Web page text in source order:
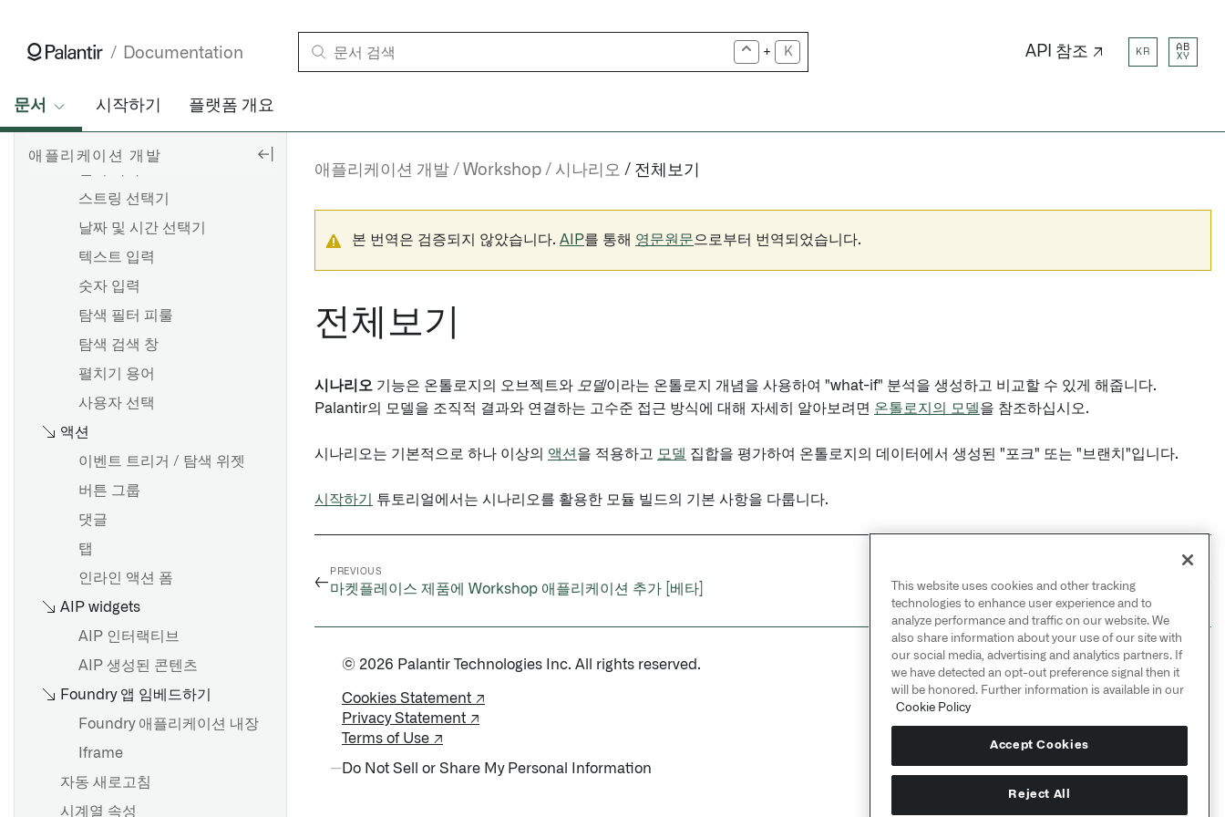
Documentation + K API 참조 ↗ KR
AB
XY
문서 시작하기 플랫폼 개요
애플리케이션 개발
연결된 Compass 자원
필터 되는 위젯
스트링 선택기
날짜 및 시간 선택기
텍스트 입력
숫자 입력
탐색 필터 피룰
탐색 검색 창
펼치기 용어
사용자 선택
액션
이벤트 트리거 / 탐색 위젯
버튼 그룹
댓글
탭
인라인 액션 폼
AIP widgets
AIP 인터랙티브
AIP 생성된 콘텐츠
Foundry 앱 임베드하기
Foundry 애플리케이션 내장
Iframe
자동 새로고침
시계열 속성
애플리케이션 개발 Workshop 시나리오 전체보기
본 번역은 검증되지 않았습니다. AIP를 통해 영문원문으로부터 번역되었습니다.
전체보기
시나리오 기능은 온톨로지의 오브젝트와 모델이라는 온톨로지 개념을 사용하여 "what-if" 분석을 생성하고 비교할 수 있게 해줍니다.
Palantir의 모델을 조직적 결과와 연결하는 고수준 접근 방식에 대해 자세히 알아보려면 온톨로지의 모델을 참조하십시오.
시나리오는 기본적으로 하나 이상의 액션 을 적용하고 모델 집합을 평가하여 온톨로지의 데이터에서 생성된 "포크" 또는 "브랜치"입니다.
시작하기 튜토리얼에서는 시나리오를 활용한 모듈 빌드의 기본 사항을 다룹니다.
←
PREVIOUS
마켓플레이스 제품에 Workshop 애플리케이션 추가 [베타]
© 2026 Palantir Technologies Inc. All rights reserved.
Cookies Statement ↗
Privacy Statement ↗
Terms of Use ↗
Do Not Sell or Share My Personal Information
This website uses cookies and other tracking
technologies to enhance user experience and to
analyze performance and traffic on our website. We
also share information about your use of our site with
our social media, advertising and analytics partners. If
we have detected an opt-out preference signal then it
will be honored. Further information is available in our
Cookie Policy
Accept Cookies
Reject All